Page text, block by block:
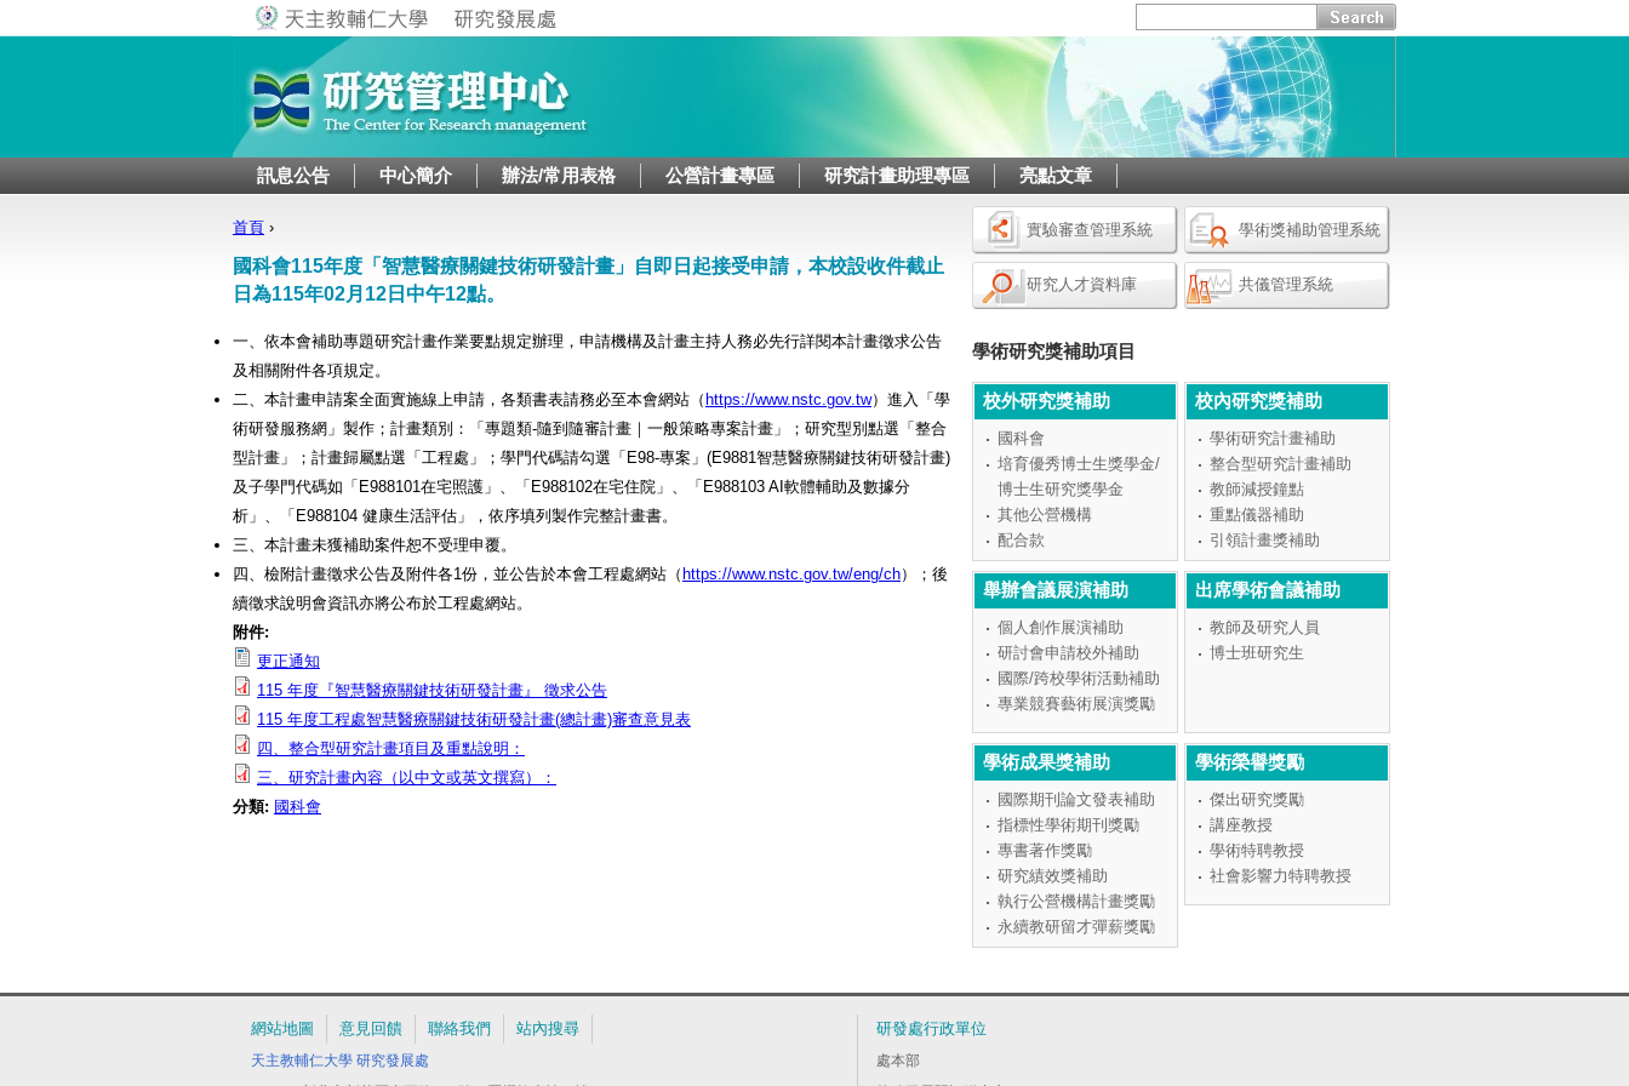
訊息公告 中心簡介 辦法/常用表格 公營計畫專區 研究計畫助理專區 亮點文章
實驗審查管理系統 學術獎補助管理系統
研究人才資料庫 共儀管理系統
學術研究獎補助項目
校外研究獎補助
國科會
培育優秀博士生獎學金/
博士生研究獎學金
其他公營機構
配合款
校內研究獎補助
學術研究計畫補助
整合型研究計畫補助
教師減授鐘點
重點儀器補助
引領計畫獎補助
舉辦會議展演補助
個人創作展演補助
研討會申請校外補助
國際/跨校學術活動補助
專業競賽藝術展演獎勵
出席學術會議補助
教師及研究人員
博士班研究生
學術成果獎補助
國際期刊論文發表補助
指標性學術期刊獎勵
專書著作獎勵
研究績效獎補助
執行公營機構計畫獎勵
永續教研留才彈薪獎勵
學術榮譽獎勵
傑出研究獎勵
講座教授
學術特聘教授
社會影響力特聘教授
您在這裡
首頁 ›
國科會115年度「智慧醫療關鍵技術研發計畫」自即日起接受申請，本校設收件截止
日為115年02月12日中午12點。
一、依本會補助專題研究計畫作業要點規定辦理，申請機構及計畫主持人務必先行詳閱本計畫徵求公告
及相關附件各項規定。
二、本計畫申請案全面實施線上申請，各類書表請務必至本會網站（ https://www.nstc.gov.tw）進入「學
術研發服務網」製作；計畫類別：「專題類-隨到隨審計畫｜一般策略專案計畫」；研究型別點選「整合
型計畫」；計畫歸屬點選「工程處」；學門代碼請勾選「E98-專案」(E9881智慧醫療關鍵技術研發計畫)
及子學門代碼如「E988101在宅照護」、「E988102在宅住院」、「E988103 AI軟體輔助及數據分
析」、「E988104 健康生活評估」，依序填列製作完整計畫書。
三、本計畫未獲補助案件恕不受理申覆。
四、檢附計畫徵求公告及附件各1份，並公告於本會工程處網站（ https://www.nstc.gov.tw/eng/ch）；後
續徵求說明會資訊亦將公布於工程處網站。
附件:
更正通知
115 年度『智慧醫療關鍵技術研發計畫』 徵求公告
115 年度工程處智慧醫療關鍵技術研發計畫(總計畫)審查意見表
四、整合型研究計畫項目及重點說明：
三、研究計畫內容（以中文或英文撰寫）：
分類: 國科會
網站地圖 意見回饋 聯絡我們 站內搜尋
天主教輔仁大學 研究發展處
研發處行政單位
處本部